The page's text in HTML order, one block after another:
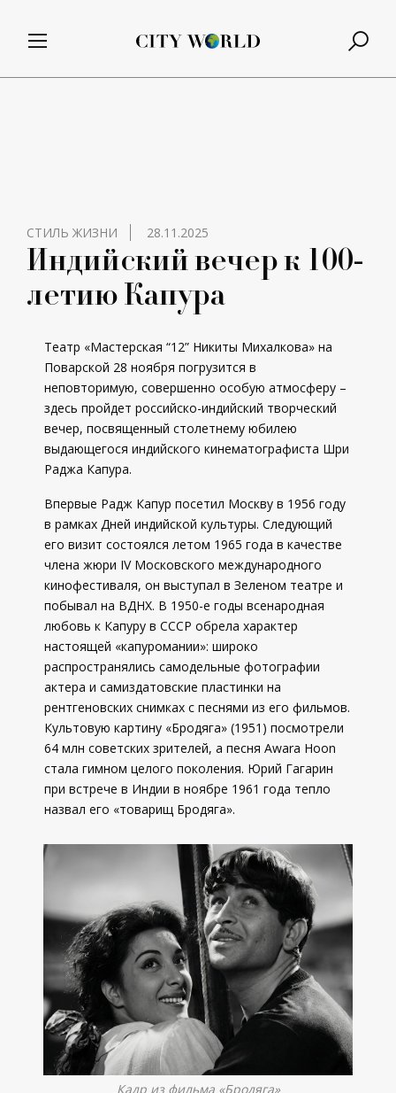
СТИЛЬ ЖИЗНИ 28.11.2025
Индийский вечер к 100-
летию Капура
Театр «Мастерская “12” Никиты Михалкова» на
Поварской 28 ноября погрузится в
неповторимую, совершенно особую атмосферу –
здесь пройдет российско-индийский творческий
вечер, посвященный столетнему юбилею
выдающегося индийского кинематографиста Шри
Раджа Капура.
Впервые Радж Капур посетил Москву в 1956 году
в рамках Дней индийской культуры. Следующий
его визит состоялся летом 1965 года в качестве
члена жюри IV Московского международного
кинофестиваля, он выступал в Зеленом театре и
побывал на ВДНХ. В 1950-е годы всенародная
любовь к Капуру в СССР обрела характер
настоящей «капуромании»: широко
распространялись самодельные фотографии
актера и самиздатовские пластинки на
рентгеновских снимках с песнями из его фильмов.
Культовую картину «Бродяга» (1951) посмотрели
64 млн советских зрителей, а песня Awara Hoon
стала гимном целого поколения. Юрий Гагарин
при встрече в Индии в ноябре 1961 года тепло
назвал его «товарищ Бродяга».
Кадр из фильма «Бродяга»